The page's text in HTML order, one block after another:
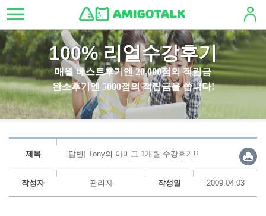
100% 리얼수강후기
매월 베스트후기엔 20,000점의 적립금
완소후기엔 5000점의 적립금을 쏩니다!
제목 [답변] Tony의 아미고 1개월 수강후기!!
작성자 관리자 작성일 2009.04.03